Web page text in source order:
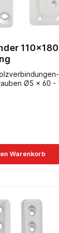
Ø5 x 60 -
Warenkorb